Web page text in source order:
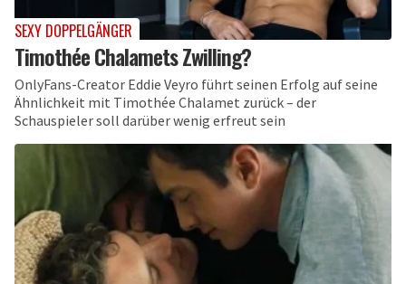
SEXY DOPPELGÄNGER
Timothée Chalamets Zwilling?
OnlyFans-Creator Eddie Veyro führt seinen Erfolg auf seine
Ähnlichkeit mit Timothée Chalamet zurück – der
Schauspieler soll darüber wenig erfreut sein